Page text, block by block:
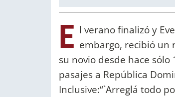
E l verano finalizó y
embargo, recibió un
su novio desde hace
pasajes a República
Inclusive:“`Arreglá todo